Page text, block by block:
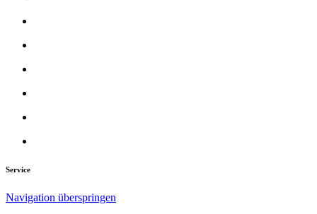
Service
Navigation überspringen